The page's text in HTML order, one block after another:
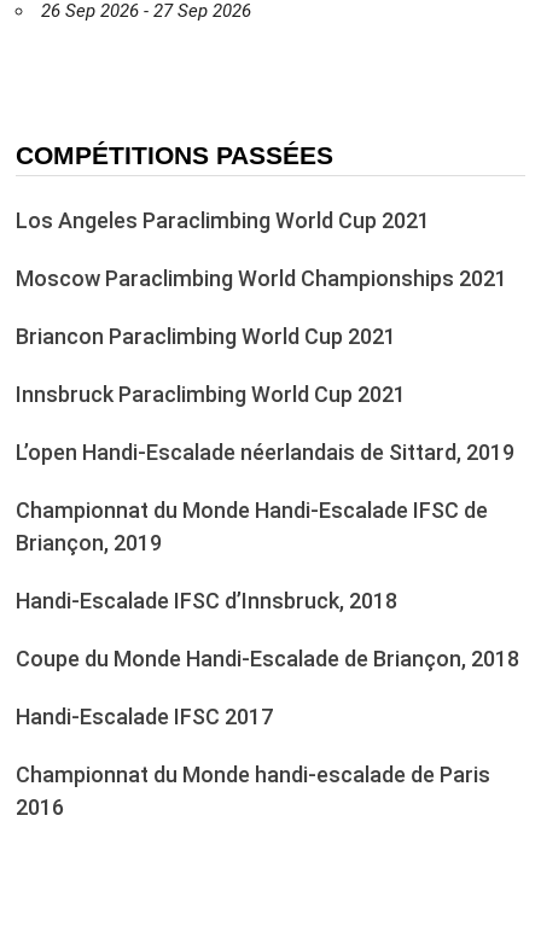
26 Sep 2026 - 27 Sep 2026
COMPÉTITIONS PASSÉES
Los Angeles Paraclimbing World Cup 2021
Moscow Paraclimbing World Championships 2021
Briancon Paraclimbing World Cup 2021
Innsbruck Paraclimbing World Cup 2021
L’open Handi-Escalade néerlandais de Sittard, 2019
Championnat du Monde Handi-Escalade IFSC de
Briançon, 2019
Handi-Escalade IFSC d’Innsbruck, 2018
Coupe du Monde Handi-Escalade de Briançon, 2018
Handi-Escalade IFSC 2017
Championnat du Monde handi-escalade de Paris
2016